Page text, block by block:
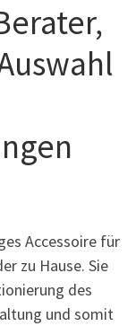
Accessoire für
zu Hause. Sie
des
und somit